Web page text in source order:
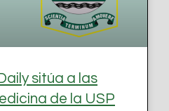
sitúa a las
de la USP